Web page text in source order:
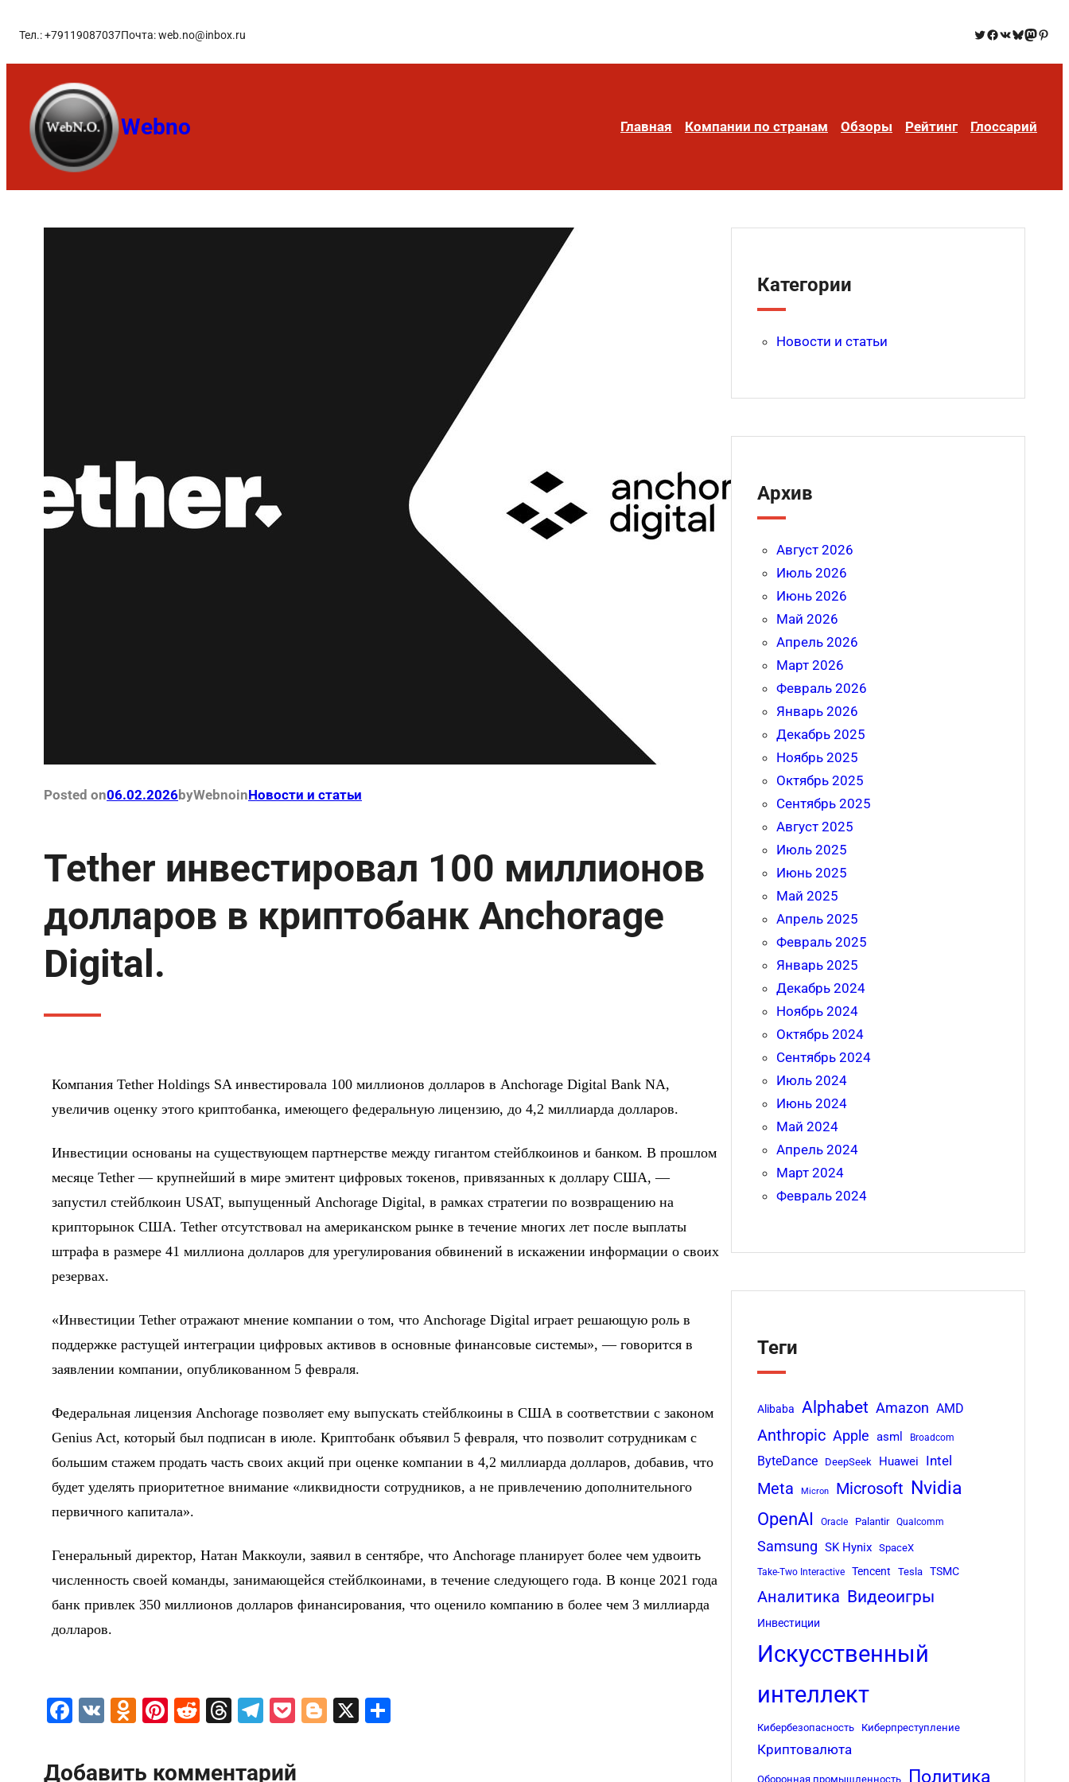
Тел.: +79119087037Почта: web.no@inbox.ru
Webno Главная Компании по странам Обзоры Рейтинг Глоссарий
Posted on06.02.2026byWebnoinНовости и статьи
Tether инвестировал 100 миллионов
долларов в криптобанк Anchorage
Digital.
Компания Tether Holdings SA инвестировала 100 миллионов долларов в Anchorage Digital Bank NA,
увеличив оценку этого криптобанка, имеющего федеральную лицензию, до 4,2 миллиарда долларов.
Инвестиции основаны на существующем партнерстве между гигантом стейблкоинов и банком. В прошлом
месяце Tether — крупнейший в мире эмитент цифровых токенов, привязанных к доллару США, —
запустил стейблкоин USAT, выпущенный Anchorage Digital, в рамках стратегии по возвращению на
крипторынок США. Tether отсутствовал на американском рынке в течение многих лет после выплаты
штрафа в размере 41 миллиона долларов для урегулирования обвинений в искажении информации о своих
резервах.
«Инвестиции Tether отражают мнение компании о том, что Anchorage Digital играет решающую роль в
поддержке растущей интеграции цифровых активов в основные финансовые системы», — говорится в
заявлении компании, опубликованном 5 февраля.
Федеральная лицензия Anchorage позволяет ему выпускать стейблкоины в США в соответствии с законом
Genius Act, который был подписан в июле. Криптобанк объявил 5 февраля, что позволит сотрудникам с
большим стажем продать часть своих акций при оценке компании в 4,2 миллиарда долларов, добавив, что
будет уделять приоритетное внимание «ликвидности сотрудников, а не привлечению дополнительного
первичного капитала».
Генеральный директор, Натан Маккоули, заявил в сентябре, что Anchorage планирует более чем удвоить
численность своей команды, занимающейся стейблкоинами, в течение следующего года. В конце 2021 года
банк привлек 350 миллионов долларов финансирования, что оценило компанию в более чем 3 миллиарда
долларов.
F
c
V
O
n
Pi
er
R
d
T
e
T
e
P
c
Bl X
Добавить комментарий
Категории
Новости и статьи
Архив
Август 2026
Июль 2026
Июнь 2026
Май 2026
Апрель 2026
Март 2026
Февраль 2026
Январь 2026
Декабрь 2025
Ноябрь 2025
Октябрь 2025
Сентябрь 2025
Август 2025
Июль 2025
Июнь 2025
Май 2025
Апрель 2025
Февраль 2025
Январь 2025
Декабрь 2024
Ноябрь 2024
Октябрь 2024
Сентябрь 2024
Июль 2024
Июнь 2024
Май 2024
Апрель 2024
Март 2024
Февраль 2024
Теги
Alibaba Alphabet Amazon AMD
Anthropic Apple asml Broadcom
ByteDance DeepSeek Huawei Intel
Meta Micron Microsoft Nvidia
OpenAI Oracle Palantir Qualcomm
Samsung SK Hynix SpaceX
Take-Two Interactive Tencent Tesla TSMC
Аналитика Видеоигры
Инвестиции
Искусственный
интеллект
Кибербезопасность Киберпреступление
Криптовалюта
Оборонная промышленность Политика